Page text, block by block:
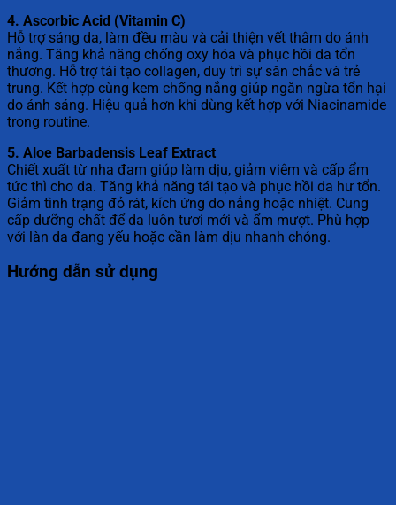
4. Ascorbic Acid (Vitamin C)
Hỗ trợ sáng da, làm đều màu và cải thiện vết thâm do ánh
nắng. Tăng khả năng chống oxy hóa và phục hồi da tổn
thương. Hỗ trợ tái tạo collagen, duy trì sự săn chắc và trẻ
trung. Kết hợp cùng kem chống nắng giúp ngăn ngừa tổn hại
do ánh sáng. Hiệu quả hơn khi dùng kết hợp với Niacinamide
trong routine.
5. Aloe Barbadensis Leaf Extract
Chiết xuất từ nha đam giúp làm dịu, giảm viêm và cấp ẩm
tức thì cho da. Tăng khả năng tái tạo và phục hồi da hư tổn.
Giảm tình trạng đỏ rát, kích ứng do nắng hoặc nhiệt. Cung
cấp dưỡng chất để da luôn tươi mới và ẩm mượt. Phù hợp
với làn da đang yếu hoặc cần làm dịu nhanh chóng.
Hướng dẫn sử dụng